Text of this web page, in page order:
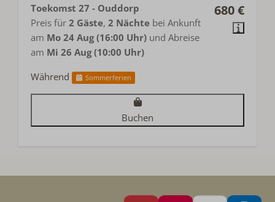
680 €
Toekomst 27 - Ouddorp
Preis für 2 Gäste, 2 Nächte bei Ankunft
am Mo 24 Aug (16:00 Uhr) und Abreise
am Mi 26 Aug (10:00 Uhr)
Während
Sommerferien
Buchen